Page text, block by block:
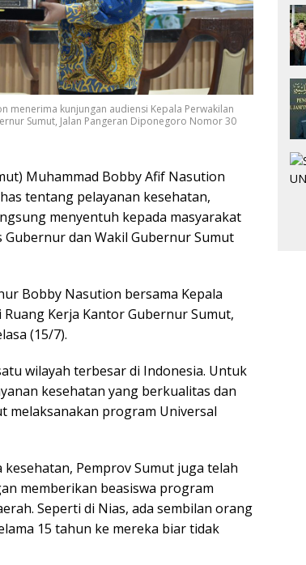
menerima kunjungan audiensi Kepala Perwakilan
Sumut, Jalan Pangeran Diponegoro Nomor 30
Muhammad Bobby Afif Nasution
tentang pelayanan kesehatan,
menyentuh kepada masyarakat
dan Wakil Gubernur Sumut
Bobby Nasution bersama Kepala
Kerja Kantor Gubernur Sumut,
(15/7).
wilayah terbesar di Indonesia. Untuk
kesehatan yang berkualitas dan
melaksanakan program Universal
Pemprov Sumut juga telah
memberikan beasiswa program
Seperti di Nias, ada sembilan orang
15 tahun ke mereka biar tidak